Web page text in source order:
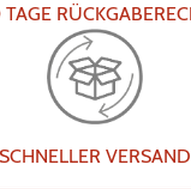
SCHNELLER VERSAND